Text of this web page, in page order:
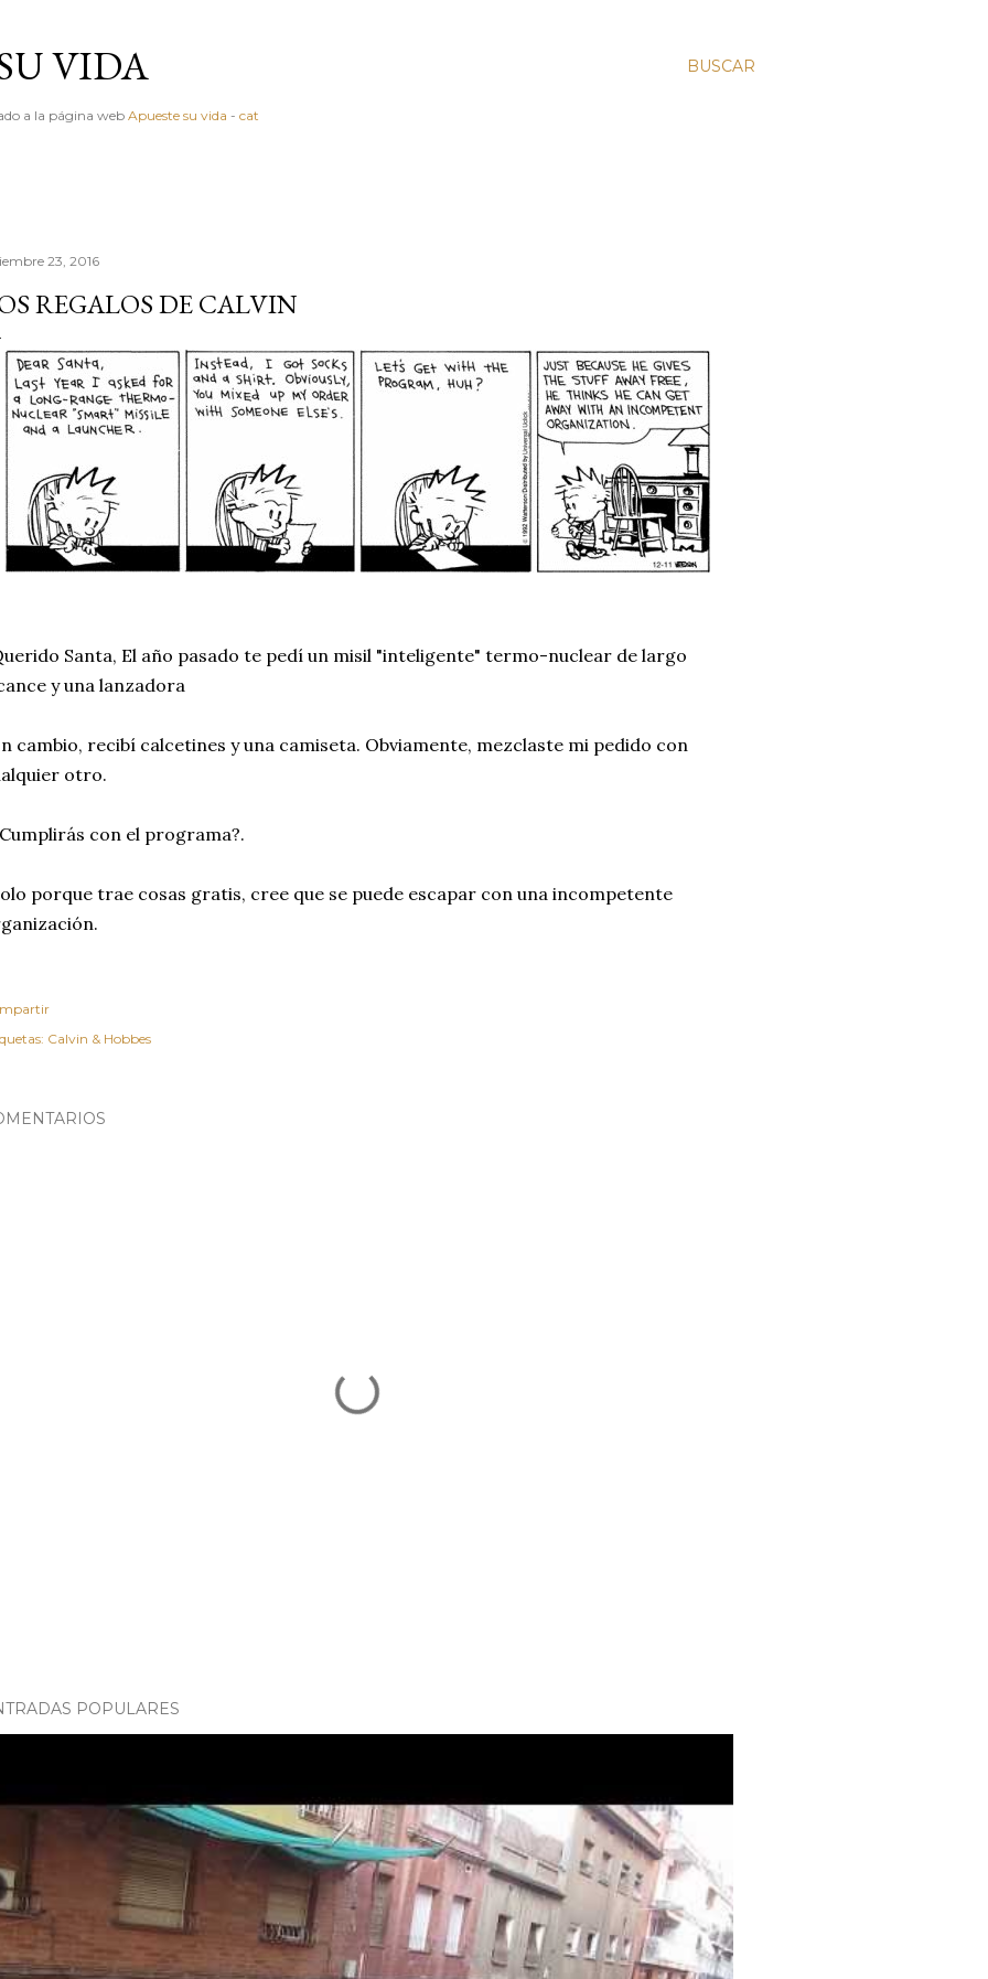
BUSCAR
VIDA
a la página web Apueste su vida - cat
23, 2016
REGALOS DE CALVIN
Santa, El año pasado te pedí un misil "inteligente" termo-nuclear de largo
y una lanzadora
cambio, recibí calcetines y una camiseta. Obviamente, mezclaste mi pedido con
otro.
con el programa?.
porque trae cosas gratis, cree que se puede escapar con una incompetente
Calvin & Hobbes
POPULARES